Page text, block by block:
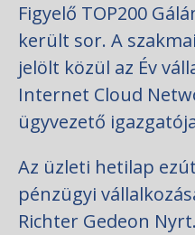
Figyelő TOP200
került sor. A
jelölt közül az Év
Internet Cloud
ügyvezető
Az üzleti hetilap
pénzügyi
Richter Gedeon